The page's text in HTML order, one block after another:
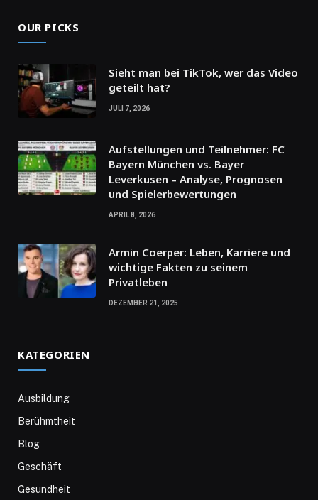
OUR PICKS
Sieht man bei TikTok, wer das Video
geteilt hat?
JULI 7, 2026
Aufstellungen und Teilnehmer: FC
Bayern München vs. Bayer
Leverkusen – Analyse, Prognosen
und Spielerbewertungen
APRIL 8, 2026
Armin Coerper: Leben, Karriere und
wichtige Fakten zu seinem
Privatleben
DEZEMBER 21, 2025
KATEGORIEN
Ausbildung
Berühmtheit
Blog
Geschäft
Gesundheit